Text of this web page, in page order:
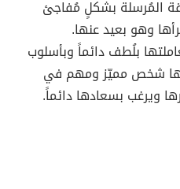
المُرسلة بشكلٍ مُفاجئ
وهو بعيد عنها.
بلُطف دائماً وبأسلوب
شخص مميّز ومهم في
ويرغب بسعادها دائماً.